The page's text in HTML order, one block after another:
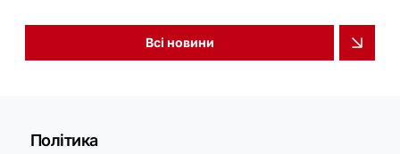
Всі новини
Політика